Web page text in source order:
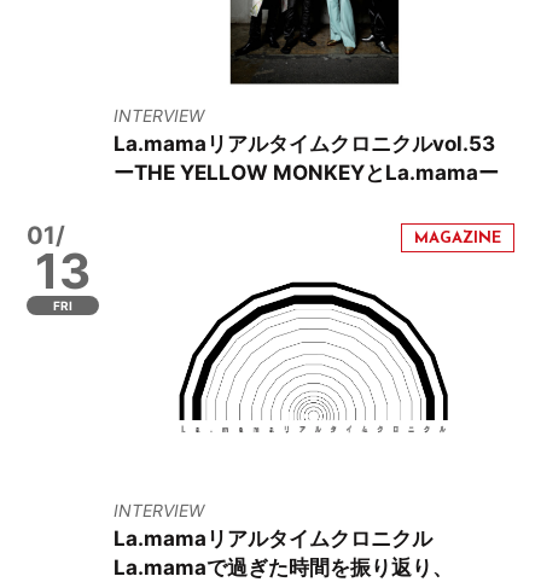
INTERVIEW
La.mamaリアルタイムクロニクルvol.53
ーTHE YELLOW MONKEYとLa.mamaー
01/
13
FRI
INTERVIEW
La.mamaリアルタイムクロニクル
La.mamaで過ぎた時間を振り返り、